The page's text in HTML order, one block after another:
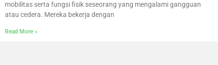
mobilitas serta fungsi fisik seseorang yang mengalami gangguan
atau cedera. Mereka bekerja dengan
Read More »